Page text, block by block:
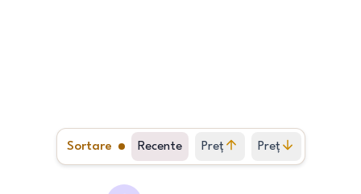
Sortare Recente Preț
crescător
Preț
descrescător